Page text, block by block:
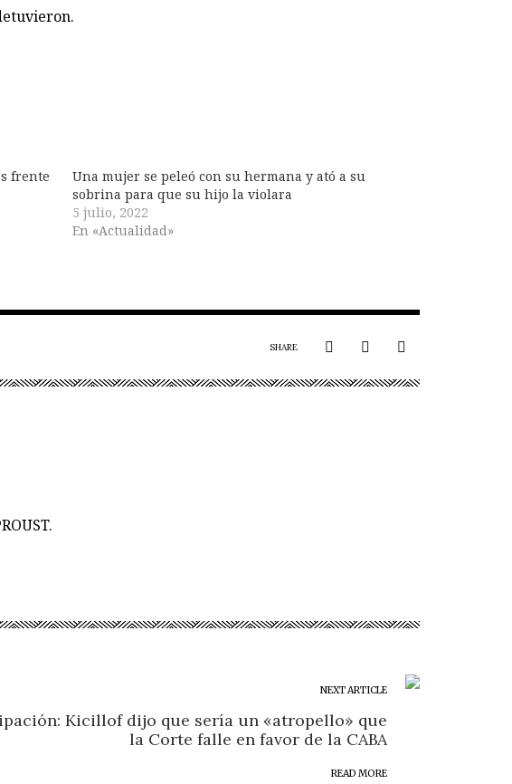
frente
Una mujer se peleó con su hermana y ató a su
sobrina para que su hijo la violara
5 julio, 2022
En «Actualidad»
SHARE
NEXT ARTICLE
Kicillof dijo que sería un «atropello» que
la Corte falle en favor de la CABA
READ MORE